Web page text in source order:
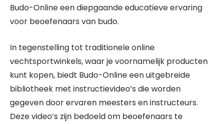
Budo-Online een diepgaande educatieve ervaring
voor beoefenaars van budo.
In tegenstelling tot traditionele online
vechtsportwinkels, waar je voornamelijk producten
kunt kopen, biedt Budo-Online een uitgebreide
bibliotheek met instructievideo’s die worden
gegeven door ervaren meesters en instructeurs.
Deze video’s zijn bedoeld om beoefenaars te